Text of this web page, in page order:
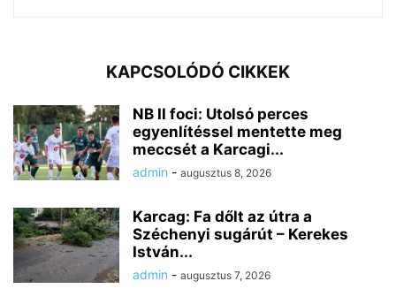
KAPCSOLÓDÓ CIKKEK
NB II foci: Utolsó perces
egyenlítéssel mentette meg
meccsét a Karcagi...
admin - augusztus 8, 2026
Karcag: Fa dőlt az útra a
Széchenyi sugárút – Kerekes
István...
admin - augusztus 7, 2026